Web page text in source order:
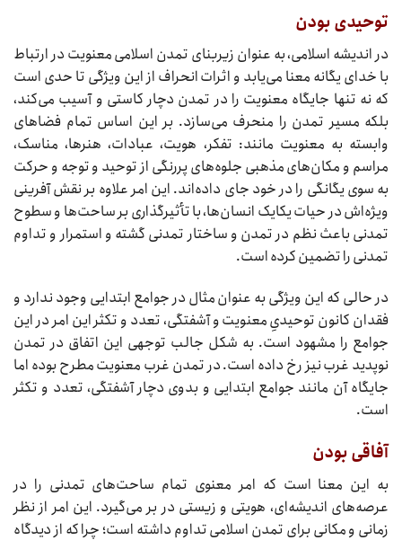
توحیدی بودن
در اندیشه اسلامی، به عنوان زیربنای تمدن اسلامی معنویت در ارتباط
با خدای یگانه معنا می‌یابد و اثرات انحراف از این ویژگی تا حدی است
که نه تنها جایگاه معنویت را در تمدن دچار کاستی و آسیب می‌کند،
بلکه مسیر تمدن را منحرف می‌سازد. بر این اساس تمام فضاهای
وابسته به معنویت مانند: تفکر، هویت، عبادات، هنرها، مناسک،
مراسم و مکان‌های مذهبی جلوه‌های پررنگی از توحید و توجه و حرکت
به سوی یگانگی را در خود جای داده‌اند. این امر علاوه بر نقش آفرینی
ویژه‌اش در حیات یکایک انسان‌ها، با تأثیرگذاری بر ساحت‌ها و سطوح
تمدنی باعث نظم در تمدن و ساختار تمدنی گشته و استمرار و تداوم
تمدنی را تضمین کرده است.
در حالی که این ویژگی به عنوان مثال در جوامع ابتدایی وجود ندارد و
فقدان کانون توحیدیِ معنویت و آشفتگی، تعدد و تکثر این امر در این
جوامع را مشهود است. به شکل جالب توجهی این اتفاق در تمدن
نوپدید غرب نیز رخ داده است. در تمدن غرب معنویت مطرح بوده اما
جایگاه آن مانند جوامع ابتدایی و بدوی دچار آشفتگی، تعدد و تکثر
است.
آفاقی بودن
به این معنا است که امر معنوی تمام ساحت‌های تمدنی را در
عرصه‌های اندیشه‌ای، هویتی و زیستی در بر می‌گیرد. این امر از نظر
زمانی و مکانی برای تمدن اسلامی تداوم داشته است؛ چرا که از دیدگاه